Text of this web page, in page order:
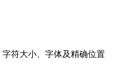
符大小、字体及精确位置